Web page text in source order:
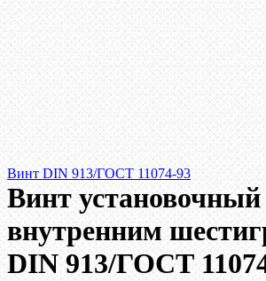
Винт DIN 913/ГОСТ 11074-93
Винт установочный
внутренним
DIN 913/ГОСТ